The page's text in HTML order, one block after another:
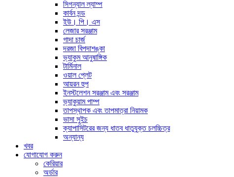
সিগন্যাল ল্যাম্প
কার্বন দন্ড
ইউ। পি। এস
লেজার সরঞ্জাম
গাদা চার্জ
দরজা বিপদাশঙ্কা
ভ্যাকুম আনুষাঙ্গিক
টার্মিনাল
ওয়াল প্লেট
আয়রন হুপ
ইনস্টলেশন সরঞ্জাম এবং সরঞ্জাম
ভ্যাকুয়াম পাম্প
তাপস্থাপক এবং তাপমাত্রা নিয়ামক
ভাসা সুইচ
ক্যাপাসিটরের জন্য ধাতব ধাতুযুক্ত চলচ্চিত্র
অন্যান্য
খবর
যোগাযোগ করুন
কেরিয়ার
অর্ডার